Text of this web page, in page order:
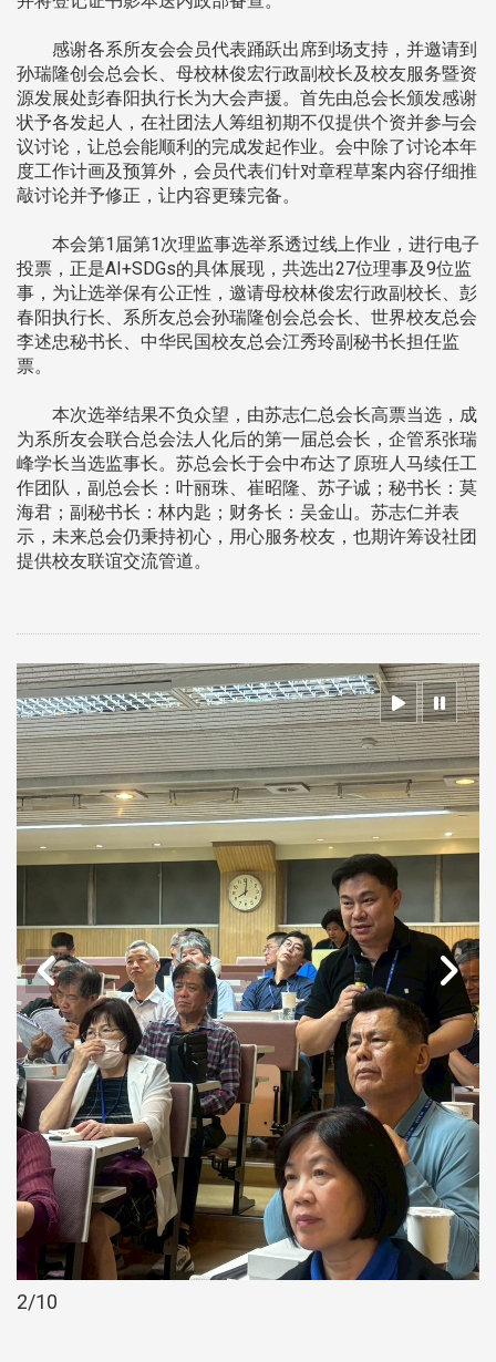
感谢各系所友会会员代表踊跃出席到场支持，并邀请到
孙瑞隆创会总会长、母校林俊宏行政副校长及校友服务暨资
源发展处彭春阳执行长为大会声援。首先由总会长颁发感谢
状予各发起人，在社团法人筹组初期不仅提供个资并参与会
议讨论，让总会能顺利的完成发起作业。会中除了讨论本年
度工作计画及预算外，会员代表们针对章程草案内容仔细推
敲讨论并予修正，让内容更臻完备。
本会第1届第1次理监事选举系透过线上作业，进行电子
投票，正是AI+SDGs的具体展现，共选出27位理事及9位监
事，为让选举保有公正性，邀请母校林俊宏行政副校长、彭
春阳执行长、系所友总会孙瑞隆创会总会长、世界校友总会
李述忠秘书长、中华民国校友总会江秀玲副秘书长担任监
票。
本次选举结果不负众望，由苏志仁总会长高票当选，成
为系所友会联合总会法人化后的第一届总会长，企管系张瑞
峰学长当选监事长。苏总会长于会中布达了原班人马续任工
作团队，副总会长：叶丽珠、崔昭隆、苏子诚；秘书长：莫
海君；副秘书长：林内匙；财务长：吴金山。苏志仁并表
示，未来总会仍秉持初心，用心服务校友，也期许筹设社团
提供校友联谊交流管道。
2/10